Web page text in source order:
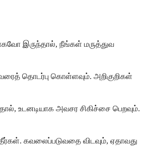
இருந்தால், நீங்கள் மருத்துவ
தொடர்பு கொள்ளவும். அறிகுறிகள்
உடனடியாக அவசர சிகிச்சை பெறவும்.
கவலைப்படுவதை விடவும், ஏதாவது